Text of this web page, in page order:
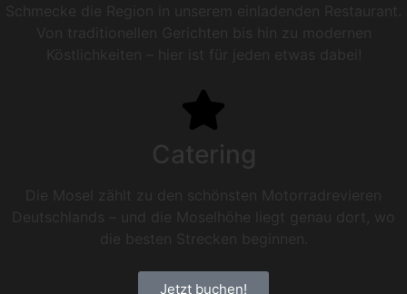
Schmecke die Region in unserem einladenden Restaurant.
Von traditionellen Gerichten bis hin zu modernen
Köstlichkeiten – hier ist für jeden etwas dabei!
Catering
Die Mosel zählt zu den schönsten Motorradrevieren
Deutschlands – und die Moselhöhe liegt genau dort, wo
die besten Strecken beginnen.
Jetzt buchen!